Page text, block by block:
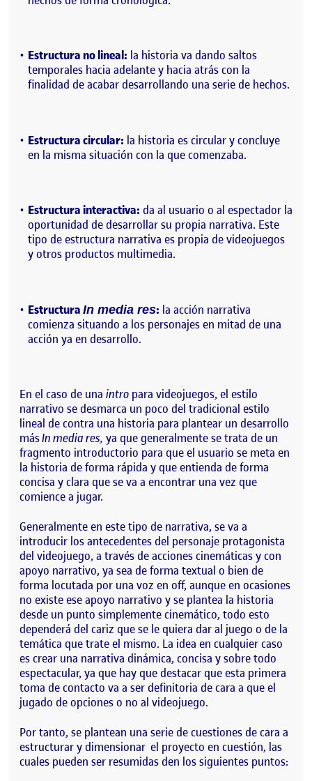
Estructura no lineal: la historia va dando saltos
temporales hacia adelante y hacia atrás con la
finalidad de acabar desarrollando una serie de hechos.
Estructura circular: la historia es circular y concluye
en la misma situación con la que comenzaba.
Estructura interactiva: da al usuario o al espectador la
oportunidad de desarrollar su propia narrativa. Este
tipo de estructura narrativa es propia de videojuegos
y otros productos multimedia.
Estructura In media res: la acción narrativa
comienza situando a los personajes en mitad de una
acción ya en desarrollo.
En el caso de una intro para videojuegos, el estilo
narrativo se desmarca un poco del tradicional estilo
lineal de contra una historia para plantear un desarrollo
másIn media res, ya que generalmente se trata de un
fragmento introductorio para que el usuario se meta en
la historia de forma rápida y que entienda de forma
concisa y clara que se va a encontrar una vez que
comience a jugar.
Generalmente en este tipo de narrativa, se va a
introducir los antecedentes del personaje protagonista
del videojuego, a través de acciones cinemáticas y con
apoyo narrativo, ya sea de forma textual o bien de
forma locutada por una voz en off, aunque en ocasiones
no existe ese apoyo narrativo y se plantea la historia
desde un punto simplemente cinemático, todo esto
dependerá del cariz que se le quiera dar al juego o de la
temática que trate el mismo. La idea en cualquier caso
es crear una narrativa dinámica, concisa y sobre todo
espectacular, ya que hay que destacar que esta primera
toma de contacto va a ser definitoria de cara a que el
jugado de opciones o no al videojuego.
Por tanto, se plantean una serie de cuestiones de cara a
estructurar y dimensionar el proyecto en cuestión, las
cuales pueden ser resumidas den los siguientes puntos: